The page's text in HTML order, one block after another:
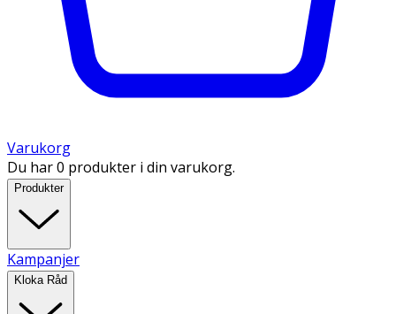
Varukorg
Du har 0 produkter i din varukorg.
Produkter
Kampanjer
Kloka Råd